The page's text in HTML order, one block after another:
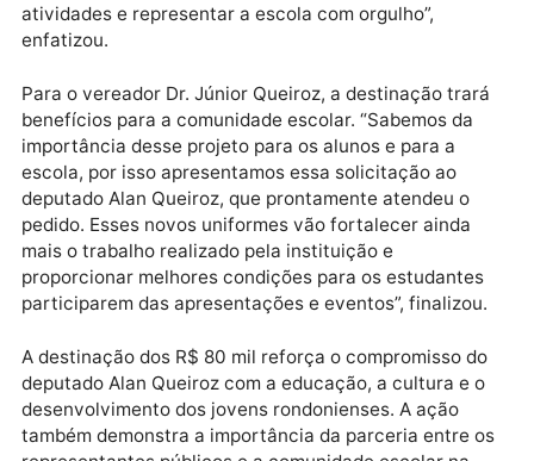
além da sala de aula. Projetos como a fanfarra
na formação dos nossos estudantes, incentivam a
disciplina, a responsabilidade e o trabalho em
Fico feliz em poder contribuir com essa iniciativa,
garantindo que os alunos da Escola Daniel Nery
tenham mais estrutura para desenvolver suas
atividades e representar a escola com orgulho”,
enfatizou.
Para o vereador Dr. Júnior Queiroz, a destinação
benefícios para a comunidade escolar. “Sabemos da
importância desse projeto para os alunos e para a
escola, por isso apresentamos essa solicitação ao
deputado Alan Queiroz, que prontamente atendeu o
pedido. Esses novos uniformes vão fortalecer ainda